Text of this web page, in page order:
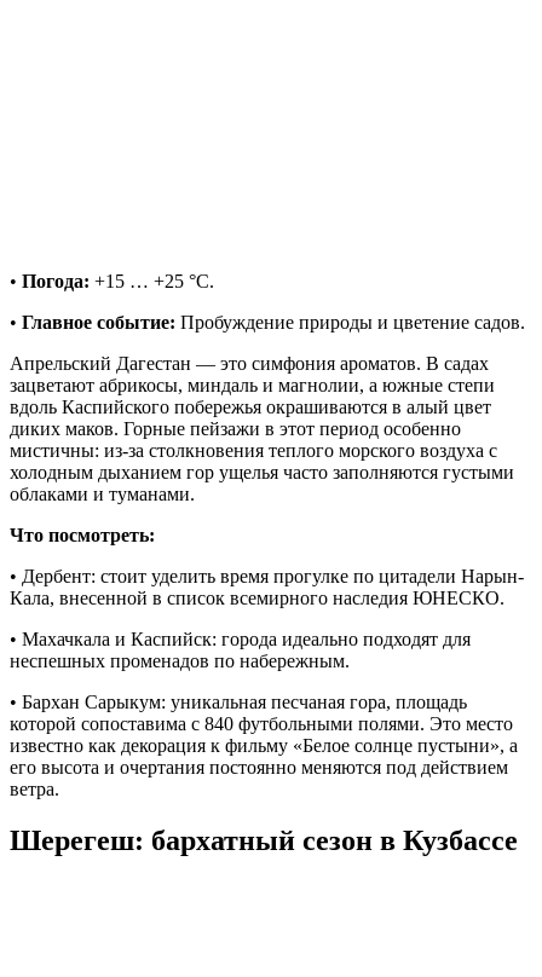
• Погода: +15 … +25 °C.
• Главное событие: Пробуждение природы и цветение садов.
Апрельский Дагестан — это симфония ароматов. В садах
зацветают абрикосы, миндаль и магнолии, а южные степи
вдоль Каспийского побережья окрашиваются в алый цвет
диких маков. Горные пейзажи в этот период особенно
мистичны: из-за столкновения теплого морского воздуха с
холодным дыханием гор ущелья часто заполняются густыми
облаками и туманами.
Что посмотреть:
• Дербент: стоит уделить время прогулке по цитадели Нарын-
Кала, внесенной в список всемирного наследия ЮНЕСКО.
• Махачкала и Каспийск: города идеально подходят для
неспешных променадов по набережным.
• Бархан Сарыкум: уникальная песчаная гора, площадь
которой сопоставима с 840 футбольными полями. Это место
известно как декорация к фильму «Белое солнце пустыни», а
его высота и очертания постоянно меняются под действием
ветра.
Шерегеш: бархатный сезон в Кузбассе